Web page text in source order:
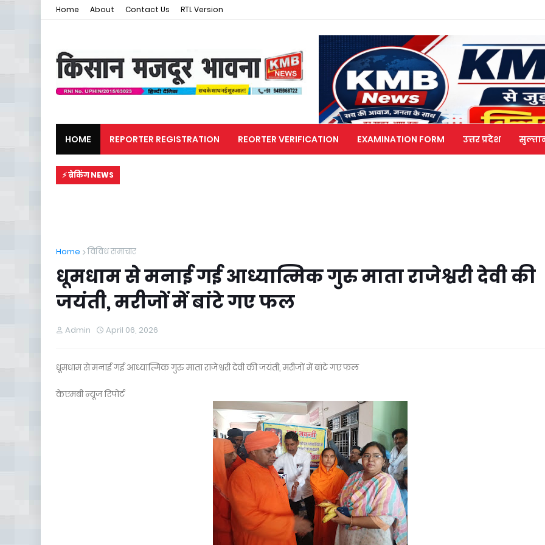
Home About Contact Us RTL Version
HOME REPORTER REGISTRATION REORTER VERIFICATION EXAMINATION FORM उत्तर प्रदेश
मजदूर समाचार
⚡ ब्रेकिंग NEWS
Home विविध समाचार
धूमधाम से मनाई गई आध्यात्मिक गुरु माता राजेश्वरी देवी की
जयंती, मरीजों में बांटे गए फल
Admin April 06, 2026
धूमधाम से मनाई गई आध्यात्मिक गुरु माता राजेश्वरी देवी की जयंती, मरीजों में बांटे गए फल
केएमबी न्यूज रिपोर्ट